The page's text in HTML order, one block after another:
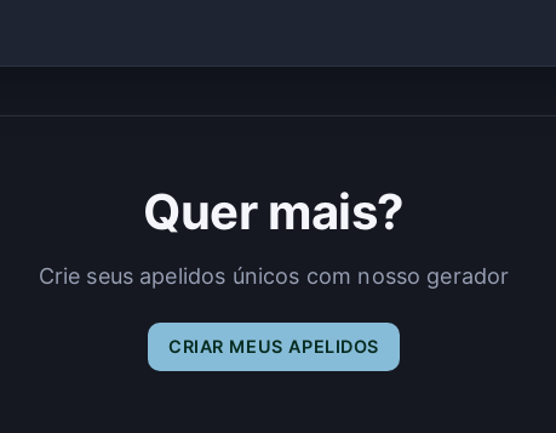
Quer mais?
Crie seus apelidos únicos com nosso gerador
CRIAR MEUS APELIDOS